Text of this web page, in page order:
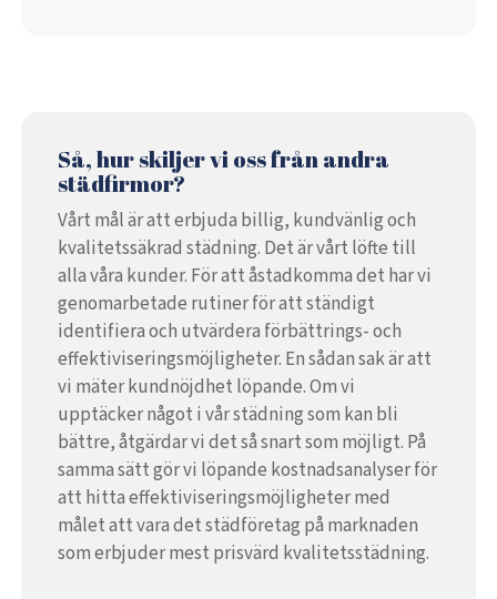
Så, hur skiljer vi oss från andra
städfirmor?
Vårt mål är att erbjuda billig, kundvänlig och
kvalitetssäkrad städning. Det är vårt löfte till
alla våra kunder. För att åstadkomma det har vi
genomarbetade rutiner för att ständigt
identifiera och utvärdera förbättrings- och
effektiviseringsmöjligheter. En sådan sak är att
vi mäter kundnöjdhet löpande. Om vi
upptäcker något i vår städning som kan bli
bättre, åtgärdar vi det så snart som möjligt. På
samma sätt gör vi löpande kostnadsanalyser för
att hitta effektiviseringsmöjligheter med
målet att vara det städföretag på marknaden
som erbjuder mest prisvärd kvalitetsstädning.